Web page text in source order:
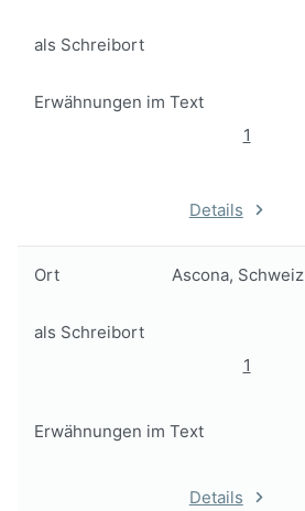
als Schreibort
Erwähnungen im Text
1
Details
Ort Ascona, Schweiz
als Schreibort
1
Erwähnungen im Text
Details